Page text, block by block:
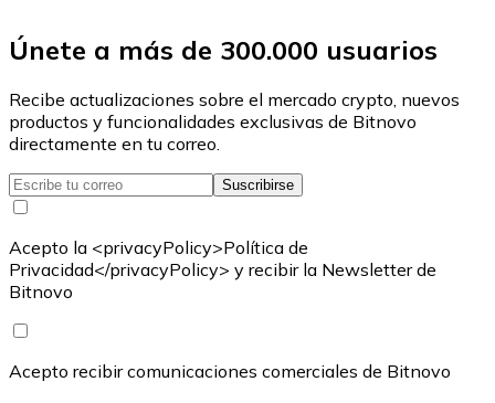
Únete a más de 300.000 usuarios
Recibe actualizaciones sobre el mercado crypto, nuevos
productos y funcionalidades exclusivas de Bitnovo
directamente en tu correo.
Suscribirse
Acepto la <privacyPolicy>Política de
Privacidad</privacyPolicy> y recibir la Newsletter de
Bitnovo
Acepto recibir comunicaciones comerciales de Bitnovo